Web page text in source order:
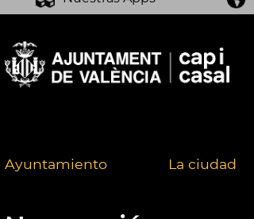
Ayuntamiento La ciudad